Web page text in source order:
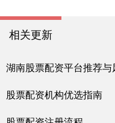
相关更新
湖南股票配资平台推荐
股票配资机构优选指南